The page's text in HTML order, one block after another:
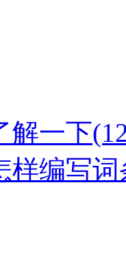
解一下
样编写词